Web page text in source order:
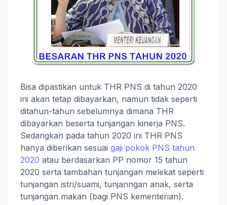
Bisa dipastikan untuk THR PNS di tahun 2020
ini akan tetap dibayarkan, namun tidak seperti
ditahun-tahun sebelumnya dimana THR
dibayarkan beserta tunjangan kinerja PNS.
Sedangkan pada tahun 2020 ini THR PNS
hanya diberikan sesuai gaji pokok PNS tahun
2020 atau berdasarkan PP nomor 15 tahun
2020 serta tambahan tunjangan melekat seperti
tunjangan istri/suami, tunjanngan anak, serta
tunjangan makan (bagi PNS kementerian).